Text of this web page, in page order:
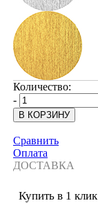
Количество:
-
Сравнить
Оплата
ДОСТАВКА
Купить в 1 клик